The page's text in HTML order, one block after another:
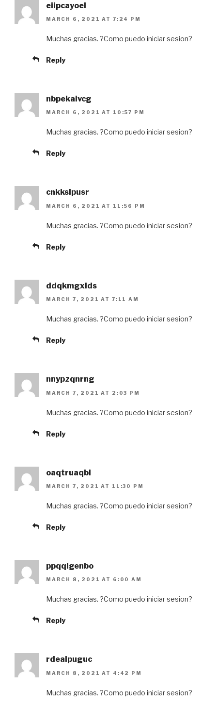
eiipcayoel
MARCH 6, 2021 AT 7:24 PM
Muchas gracias. ?Como puedo iniciar sesion?
Reply
nbpekaivcg
MARCH 6, 2021 AT 10:57 PM
Muchas gracias. ?Como puedo iniciar sesion?
Reply
cnkkslpusr
MARCH 6, 2021 AT 11:56 PM
Muchas gracias. ?Como puedo iniciar sesion?
Reply
ddqkmgxlds
MARCH 7, 2021 AT 7:11 AM
Muchas gracias. ?Como puedo iniciar sesion?
Reply
nnypzqnrng
MARCH 7, 2021 AT 2:03 PM
Muchas gracias. ?Como puedo iniciar sesion?
Reply
oaqtruaqbl
MARCH 7, 2021 AT 11:30 PM
Muchas gracias. ?Como puedo iniciar sesion?
Reply
ppqqlgenbo
MARCH 8, 2021 AT 6:00 AM
Muchas gracias. ?Como puedo iniciar sesion?
Reply
rdealpuguc
MARCH 8, 2021 AT 4:42 PM
Muchas gracias. ?Como puedo iniciar sesion?